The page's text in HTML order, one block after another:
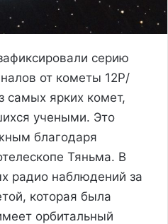
серию
от кометы 12P/
самых ярких комет,
учеными. Это
благодаря
Тяньма. В
радио наблюдений за
которая была
орбитальный